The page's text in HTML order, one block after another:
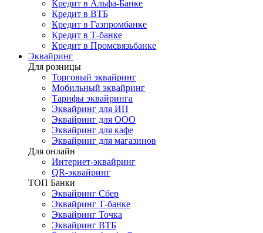
Кредит в Альфа-Банке
Кредит в ВТБ
Кредит в Газпромбанке
Кредит в Т-банке
Кредит в Промсвязьбанке
Эквайринг
Для розницы
Торговый эквайринг
Мобильный эквайринг
Тарифы эквайринга
Эквайринг для ИП
Эквайринг для ООО
Эквайринг для кафе
Эквайринг для магазинов
Для онлайн
Интернет-эквайринг
QR-эквайринг
ТОП Банки
Эквайринг Сбер
Эквайринг Т-банке
Эквайринг Точка
Эквайринг ВТБ